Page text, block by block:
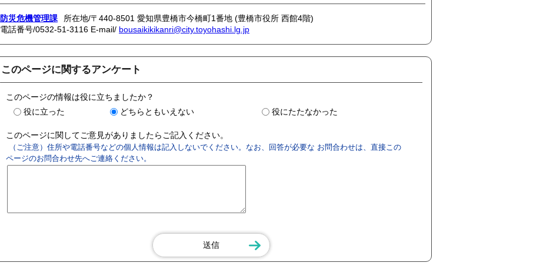
防災危機管理課
所在地/〒440-8501 愛知県豊橋市今橋町1番地 (豊橋市役所 西館4階)
電話番号/0532-51-3116 E-mail/ bousaikikikanri@city.toyohashi.lg.jp
このページに関するアンケート
このページの情報は役に立ちましたか？
役に立った
どちらともいえない 役にたたなかった
このページに関してご意見がありましたらご記入ください。
（ご注意）住所や電話番号などの個人情報は記入しないでください。なお、回答が必要な お問合わせは、直接この
ページのお問合わせ先へご連絡ください。